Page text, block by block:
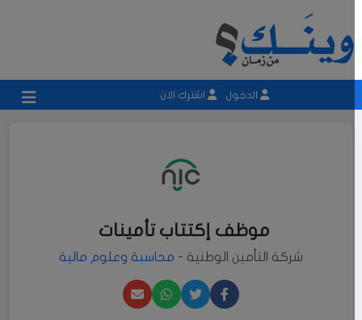
الدخول اشترك الان
موظف إكتتاب تأمينات
شركة التأمين الوطنية -محاسبة وعلوم مالية